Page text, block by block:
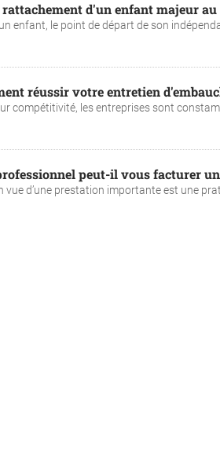
rattachement d'un enfant majeur
enfant, le point de départ de son
réussir votre entretien
compétitivité, les entreprises sont
peut-il vous facturer
vue d’une prestation importante est une